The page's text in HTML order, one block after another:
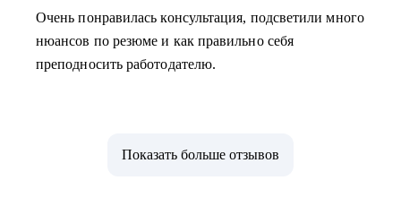
Очень понравилась консультация, подсветили много
нюансов по резюме и как правильно себя
преподносить работодателю.
Показать больше отзывов